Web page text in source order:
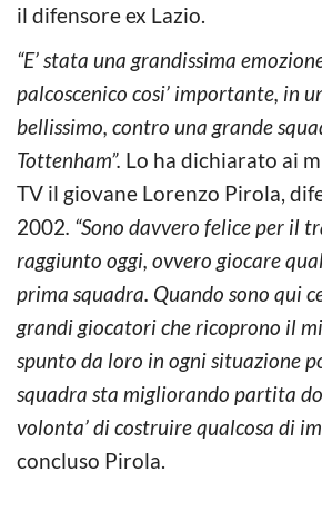
il difensore ex Lazio.
“E’ stata una grandissima
palcoscenico cosi’ importante, in
bellissimo, contro una grande
Tottenham”. Lo ha dichiarato ai
TV il giovane Lorenzo Pirola,
2002. “Sono davvero felice per il
raggiunto oggi, ovvero giocare
prima squadra. Quando sono qui
grandi giocatori che ricoprono il
spunto da loro in ogni situazione
squadra sta migliorando partita
volonta’ di costruire qualcosa di
concluso Pirola.